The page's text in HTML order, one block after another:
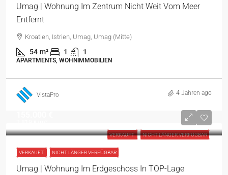
Umag | Wohnung Im Zentrum Nicht Weit Vom Meer
Entfernt
Kroatien, Istrien, Umag, Umag (Mitte)
54 m² 1 1
APARTMENTS, WOHNIMMOBILIEN
VistaPro 4 Jahren ago
VERKAUFT NICHT LÄNGER VERFÜGBAR
VERKAUFT NICHT LÄNGER VERFÜGBAR
Umag | Wohnung Im Erdgeschoss In TOP-Lage